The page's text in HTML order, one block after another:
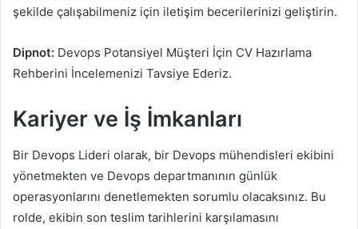
şekilde çalışabilmeniz için iletişim becerilerinizi geliştirin.
Dipnot: Devops Potansiyel Müşteri İçin CV Hazırlama
Rehberini İncelemenizi Tavsiye Ederiz.
Kariyer ve İş İmkanları
Bir Devops Lideri olarak, bir Devops mühendisleri ekibini
yönetmekten ve Devops departmanının günlük
operasyonlarını denetlemekten sorumlu olacaksınız. Bu
rolde, ekibin son teslim tarihlerini karşılamasını